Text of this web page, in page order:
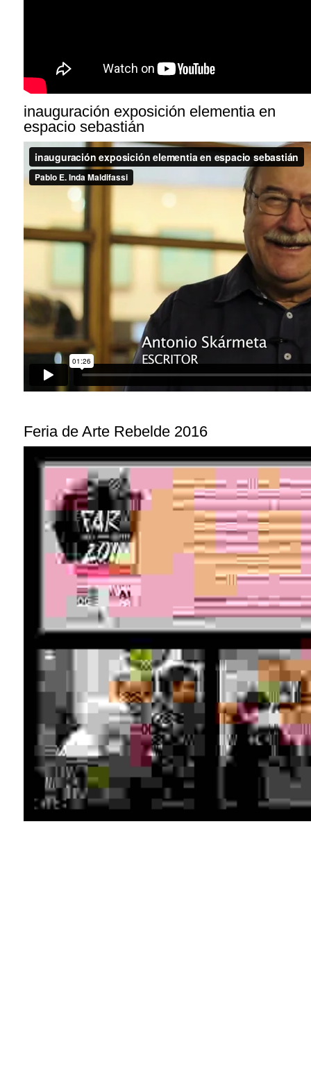
inauguración exposición elementia en
espacio sebastián
Feria de Arte Rebelde 2016